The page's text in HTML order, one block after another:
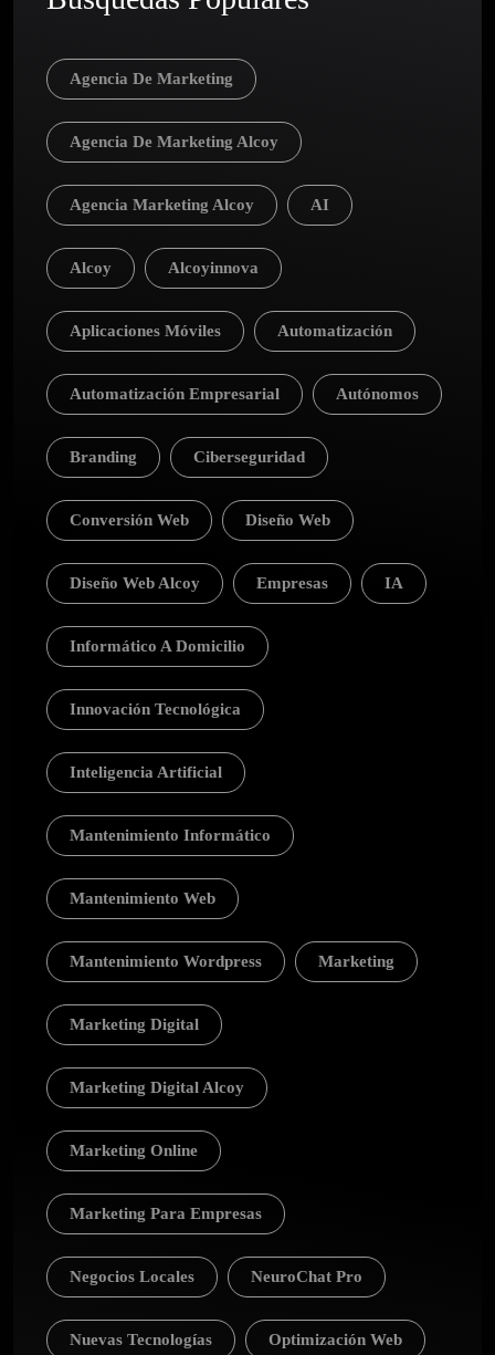
Agencia De Marketing
Agencia De Marketing Alcoy
Agencia Marketing Alcoy AI
Alcoy Alcoyinnova
Aplicaciones Móviles Automatización
Automatización Empresarial Autónomos
Branding Ciberseguridad
Conversión Web Diseño Web
Diseño Web Alcoy Empresas IA
Informático A Domicilio
Innovación Tecnológica
Inteligencia Artificial
Mantenimiento Informático
Mantenimiento Web
Mantenimiento Wordpress Marketing
Marketing Digital
Marketing Digital Alcoy
Marketing Online
Marketing Para Empresas
Negocios Locales NeuroChat Pro
Nuevas Tecnologías Optimización Web